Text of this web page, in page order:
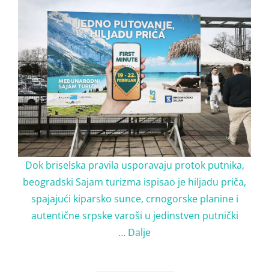
Dok briselska pravila usporavaju protok putnika,
beogradski Sajam turizma ispisao je hiljadu priča,
spajajući kiparsko sunce, crnogorske planine i
autentične srpske varoši u jedinstven putnički
… Dalje